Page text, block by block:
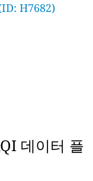
H7682)
데이터 플